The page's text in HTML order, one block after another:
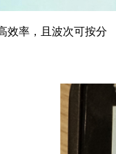
效率，且波次可按分